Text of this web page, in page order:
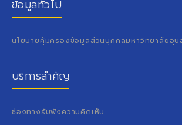
ข้อมูลทั่วไป
นโยบายคุ้มครองข้อมูลส่วนบุคคลมหาวิทยาลัยอุบ
บริการสำคัญ
ช่องทางรับฟังความคิดเห็น